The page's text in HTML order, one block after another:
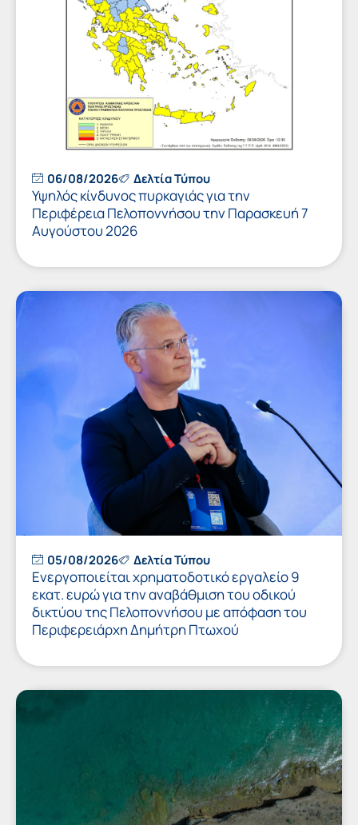
06/08/2026 Δελτία Τύπου
Υψηλός κίνδυνος πυρκαγιάς για την
Περιφέρεια Πελοποννήσου την Παρασκευή 7
Αυγούστου 2026
05/08/2026 Δελτία Τύπου
Ενεργοποιείται χρηματοδοτικό εργαλείο 9
εκατ. ευρώ για την αναβάθμιση του οδικού
δικτύου της Πελοποννήσου με απόφαση του
Περιφερειάρχη Δημήτρη Πτωχού